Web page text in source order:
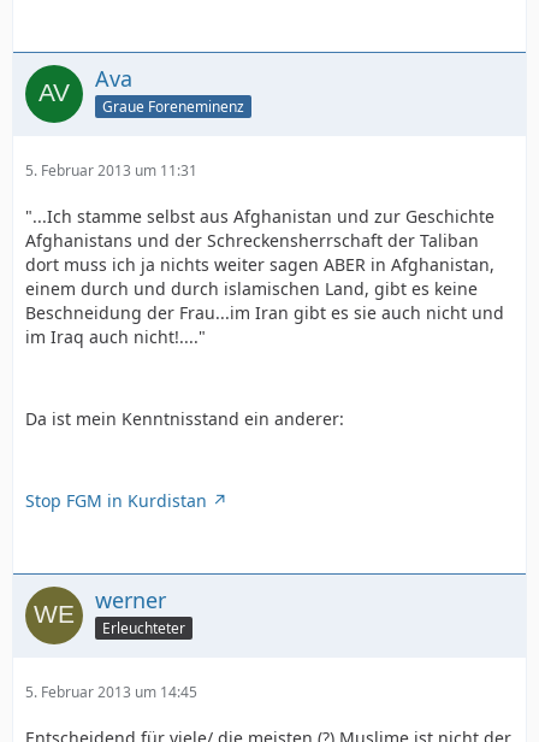
Ava
Graue Foreneminenz
5. Februar 2013 um 11:31
"...Ich stamme selbst aus Afghanistan und zur Geschichte
Afghanistans und der Schreckensherrschaft der Taliban
dort muss ich ja nichts weiter sagen ABER in Afghanistan,
einem durch und durch islamischen Land, gibt es keine
Beschneidung der Frau...im Iran gibt es sie auch nicht und
im Iraq auch nicht!...."
Da ist mein Kenntnisstand ein anderer:
Stop FGM in Kurdistan
werner
Erleuchteter
5. Februar 2013 um 14:45